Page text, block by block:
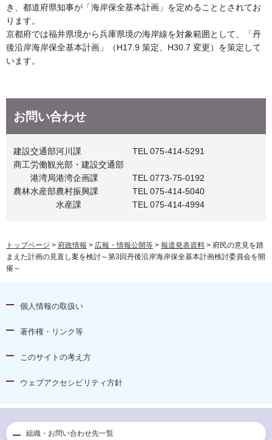
き、都道府県知事が「海岸保全基本計画」を定めることとされてお
ります。
京都府では福井県境から兵庫県境の海岸線を対象範囲として、「丹
後沿岸海岸保全基本計画」（H17.9 策定、H30.7 変更）を策定して
います。
お問い合わせ
建設交通部河川課 TEL 075-414-5291
商工労働観光部・建設交通部
港湾局港湾企画課 TEL 0773-75-0192
農林水産部農村振興課 TEL 075-414-5040
水産課 TEL 075-414-4994
トップページ > 府政情報 > 広報・情報公開等 > 報道発表資料 > 府民の意見を踏
まえた計画の見直し案を検討～第3回丹後沿岸海岸保全基本計画検討委員会を開
催～
個人情報の取扱い
著作権・リンク等
このサイトの考え方
ウェブアクセシビリティ方針
組織・お問い合わせ先一覧